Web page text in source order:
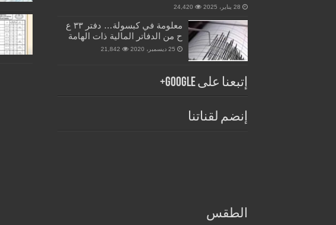
28 يناير، 2025 24,420
معلومة في كبسولة… دفتر ٣٣ ع
ح من الدفاتر المالية ذات الهامة
25 ديسمبر، 2020 21,842
إتبعنا على Google+
إنضم لقناتنا
الطقس